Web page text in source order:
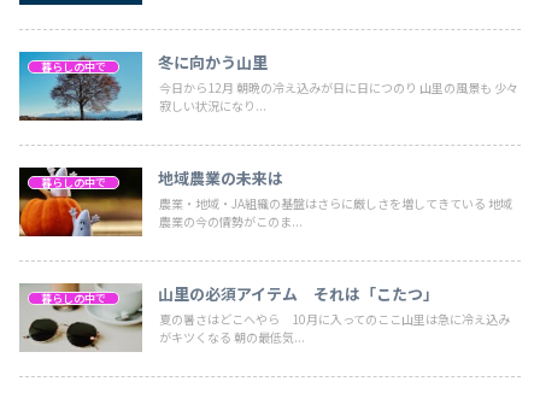
暮らしの中で 冬に向かう山里
今日から12月 朝晩の冷え込みが日に日につのり 山里の風景も 少々
寂しい状況になり...
暮らしの中で 地域農業の未来は
農業・地域・JA組織の基盤はさらに厳しさを増してきている 地域
農業の今の情勢がこのま...
暮らしの中で 山里の必須アイテム それは「こたつ」
夏の暑さはどこへやら 10月に入ってのここ山里は急に冷え込み
がキツくなる 朝の最低気...